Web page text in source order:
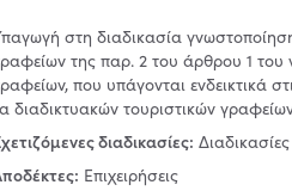
στη διαδικασία
της παρ. 2 του άρθρου 1 του
που υπάγονται ενδεικτικά
διαδικτυακών τουριστικών
διαδικασίες:
Επιχειρήσεις